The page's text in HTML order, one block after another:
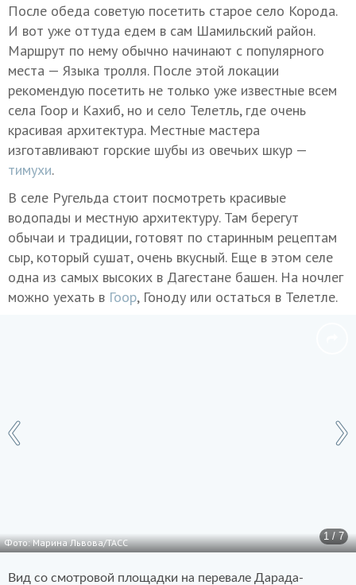
После обеда советую посетить старое село Корода.
И вот уже оттуда едем в сам Шамильский район.
Маршрут по нему обычно начинают с популярного
места — Языка тролля. После этой локации
рекомендую посетить не только уже известные всем
села Гоор и Кахиб, но и село Телетль, где очень
красивая архитектура. Местные мастера
изготавливают горские шубы из овечьих шкур —
тимухи.
В селе Ругельда стоит посмотреть красивые
водопады и местную архитектуру. Там берегут
обычаи и традиции, готовят по старинным рецептам
сыр, который сушат, очень вкусный. Еще в этом селе
одна из самых высоких в Дагестане башен. На ночлег
можно уехать в Гоор, Гоноду или остаться в Телетле.
1 / 7
Фото: Марина Львова/ТАСС
Вид со смотровой площадки на перевале Дарада-